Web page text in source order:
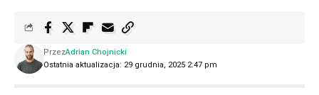
Ostatnia aktualizacja: 29 grudnia, 2025 2:47 pm
PrzezAdrian Chojnicki